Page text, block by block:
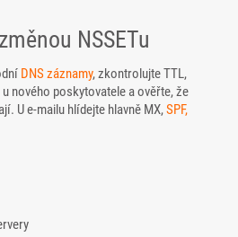
NSSETu
DNS záznamy, zkontrolujte TTL,
nového poskytovatele a ověřte, že
U e-mailu hlídejte hlavně MX,SPF,